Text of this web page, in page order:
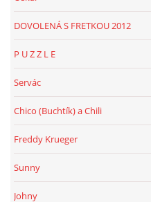
DOVOLENÁ S FRETKOU 2012
P U Z Z L E
Servác
Chico (Buchtík) a Chili
Freddy Krueger
Sunny
Johny